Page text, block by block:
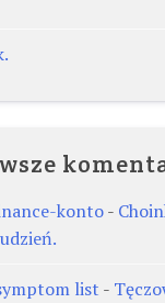
konto-
list -